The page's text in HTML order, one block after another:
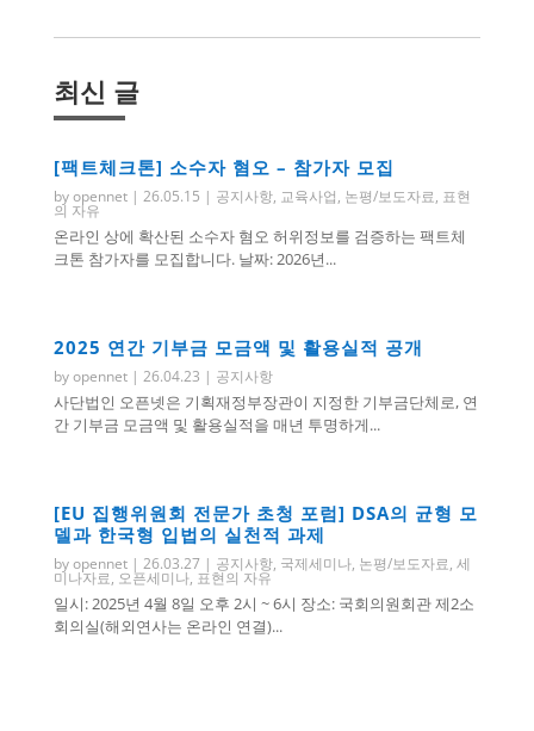
최신 글
[팩트체크톤] 소수자 혐오 – 참가자 모집
byopennet| 26.05.15 | 공지사항, 교육사업, 논평/보도자료, 표현
의 자유
온라인 상에 확산된 소수자 혐오 허위정보를 검증하는 팩트체
크톤 참가자를 모집합니다. 날짜: 2026년...
2025 연간 기부금 모금액 및 활용실적 공개
byopennet| 26.04.23 | 공지사항
사단법인 오픈넷은 기획재정부장관이 지정한 기부금단체로, 연
간 기부금 모금액 및 활용실적을 매년 투명하게...
[EU 집행위원회 전문가 초청 포럼] DSA의 균형 모
델과 한국형 입법의 실천적 과제
byopennet| 26.03.27| 공지사항, 국제세미나, 논평/보도자료, 세
미나자료, 오픈세미나, 표현의 자유
일시: 2025년 4월 8일 오후 2시 ~ 6시 장소: 국회의원회관 제2소
회의실(해외연사는 온라인 연결)...